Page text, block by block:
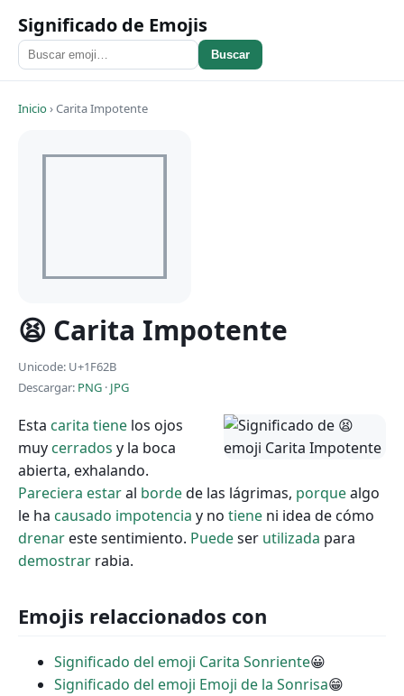
Significado de Emojis
Buscar
Inicio›Carita Impotente
😫 Carita Impotente
Unicode: U+1F62B
Descargar: PNG · JPG
Esta carita tiene los ojos
muy cerrados y la boca
abierta, exhalando.
Pareciera estaral bordede las lágrimas, porquealgo
le ha causado impotencia y no tiene ni idea de cómo
drenareste sentimiento. Puedeser utilizada para
demostrar rabia.
Emojis relaccionados con
Significado del emoji Carita Sonriente😀
Significado del emoji Emoji de la Sonrisa😁